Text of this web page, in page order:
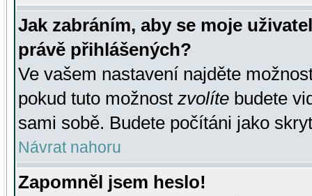
Jak zabráním, aby se moje
právě přihlášených?
Ve vašem nastavení najděte
pokud tuto možnost zvolíte budete
sami sobě. Budete počítáni jako
Návrat nahoru
Zapomněl jsem heslo!